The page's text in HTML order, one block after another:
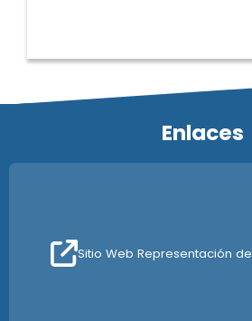
Enlaces
Sitio Web Representación